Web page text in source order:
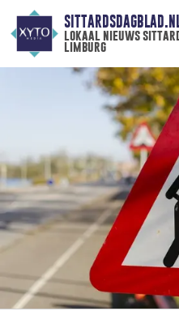
lokaal nieuws
limburg